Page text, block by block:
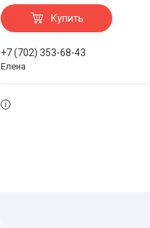
Купить
+7 (702) 353-68-43
Елена